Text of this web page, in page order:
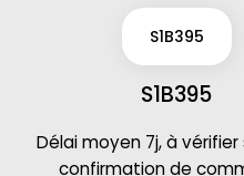
S1B395
S1B395
Délai moyen 7j, à
confirmation de